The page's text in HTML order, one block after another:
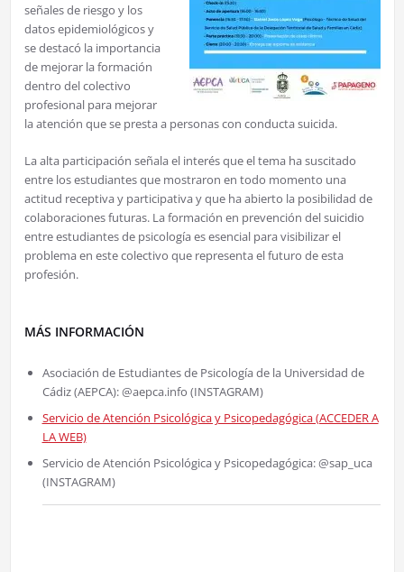
señales de riesgo y los
datos epidemiológicos y
se destacó la importancia
de mejorar la formación
dentro del colectivo
profesional para mejorar
la atención que se presta a personas con conducta suicida.
La alta participación señala el interés que el tema ha suscitado
entre los estudiantes que mostraron en todo momento una
actitud receptiva y participativa y que ha abierto la posibilidad de
colaboraciones futuras. La formación en prevención del suicidio
entre estudiantes de psicología es esencial para visibilizar el
problema en este colectivo que representa el futuro de esta
profesión.
MÁS INFORMACIÓN
Asociación de Estudiantes de Psicología de la Universidad de
Cádiz (AEPCA): @aepca.info (INSTAGRAM)
Servicio de Atención Psicológica y Psicopedagógica (ACCEDER A
LA WEB)
Servicio de Atención Psicológica y Psicopedagógica: @sap_uca
(INSTAGRAM)